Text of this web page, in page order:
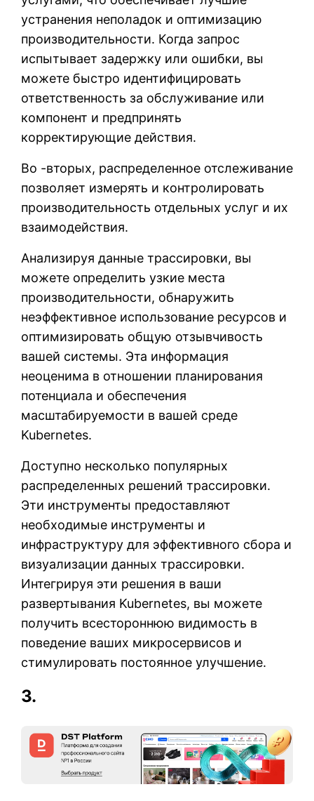
устранения неполадок и оптимизацию
производительности. Когда запрос
испытывает задержку или ошибки, вы
можете быстро идентифицировать
ответственность за обслуживание или
компонент и предпринять
корректирующие действия.
Во -вторых, распределенное отслеживание
позволяет измерять и контролировать
производительность отдельных услуг и их
взаимодействия.
Анализируя данные трассировки, вы
можете определить узкие места
производительности, обнаружить
неэффективное использование ресурсов и
оптимизировать общую отзывчивость
вашей системы. Эта информация
неоценима в отношении планирования
потенциала и обеспечения
масштабируемости в вашей среде
Kubernetes.
Доступно несколько популярных
распределенных решений трассировки.
Эти инструменты предоставляют
необходимые инструменты и
инфраструктуру для эффективного сбора и
визуализации данных трассировки.
Интегрируя эти решения в ваши
развертывания Kubernetes, вы можете
получить всестороннюю видимость в
поведение ваших микросервисов и
стимулировать постоянное улучшение.
3.